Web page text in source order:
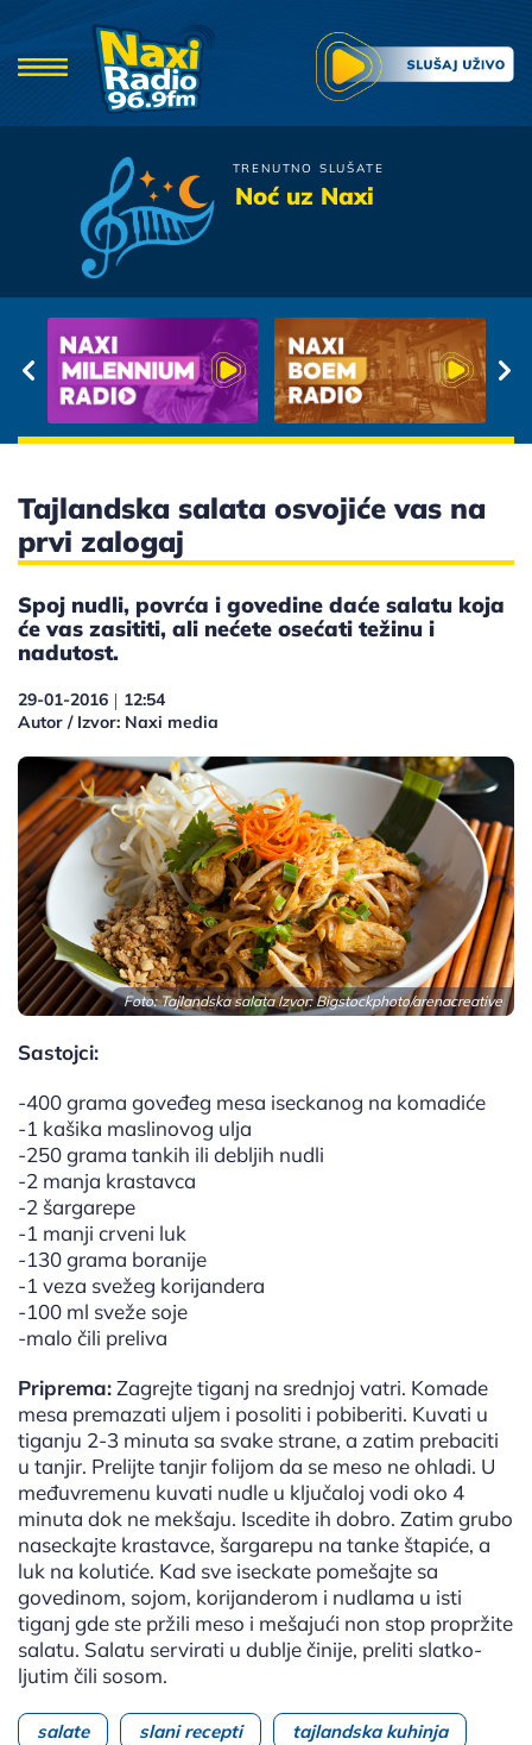
TRENUTNO SLUŠATE
Noć uz NaxiPetar Graso
Tajlandska salata osvojiće vas na
prvi zalogaj
Spoj nudli, povrća i govedine daće salatu koja
će vas zasititi, ali nećete osećati težinu i
nadutost.
29-01-2016 | 12:54
Autor / Izvor: Naxi media
Foto: Tajlandska salata Izvor:Bigstockphoto/arenacreative
Sastojci:
-400 grama goveđeg mesa iseckanog na komadiće
-1 kašika maslinovog ulja
-250 grama tankih ili debljih nudli
-2 manja krastavca
-2 šargarepe
-1 manji crveni luk
-130 grama boranije
-1 veza svežeg korijandera
-100 ml sveže soje
-malo čili preliva
Priprema:Zagrejte tiganj na srednjoj vatri. Komade
mesa premazati uljem i posoliti i pobiberiti. Kuvati u
tiganju 2-3 minuta sa svake strane, a zatim prebaciti
u tanjir. Prelijte tanjir folijom da se meso ne ohladi. U
međuvremenu kuvati nudle u ključaloj vodi oko 4
minuta dok ne mekšaju. Iscedite ih dobro. Zatim grubo
naseckajte krastavce, šargarepu na tanke štapiće, a
luk na kolutiće. Kad sve iseckate pomešajte sa
govedinom, sojom, korijanderom i nudlama u isti
tiganj gde ste pržili meso i mešajući non stop propržite
salatu. Salatu servirati u dublje činije, preliti slatko-
ljutim čili sosom.
salate slani recepti tajlandska kuhinja